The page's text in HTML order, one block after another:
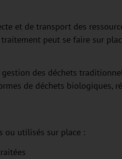
et de transport des
peut se faire sur
des déchets
de déchets biologiques,
ou utilisés sur place :